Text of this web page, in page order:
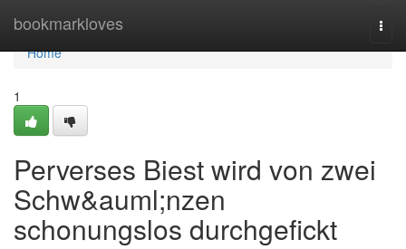
bookmarkloves
Home
Home
1
Perverses Biest wird von zwei
Schw&auml;nzen
schonungslos durchgefickt